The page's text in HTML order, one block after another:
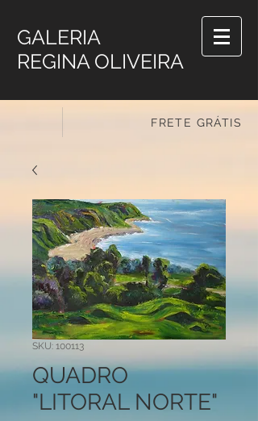
GALERIA
REGINA OLIVEIRA
FRETE GRÁTIS
SKU: 100113
QUADRO
"LITORAL NORTE"